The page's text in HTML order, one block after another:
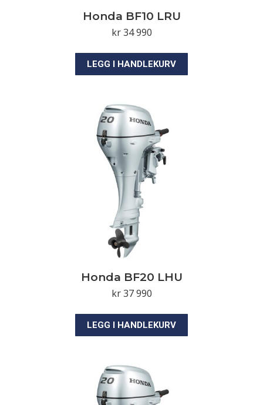
Honda BF10 LRU
kr34 990
LEGG I HANDLEKURV
Honda BF20 LHU
kr37 990
LEGG I HANDLEKURV